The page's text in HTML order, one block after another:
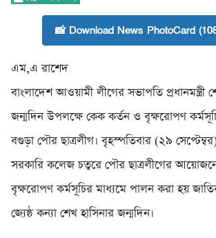
📸 Download News PhotoCard
এম,এ রাশেদ
বাংলাদেশ আওয়ামী লীগের সভাপতি প্রধানমন্ত্রী
জন্মদিন উপলক্ষে কেক কর্তন ও বৃক্ষরোপণ
বগুড়া পৌর ছাত্রলীগ। বৃহস্পতিবার (২৯
সরকারি কলেজ চত্বরে পৌর ছাত্রলীগের
বৃক্ষরোপণ কর্মসূচির মাধ্যমে পালন করা হয়
জ্যেষ্ঠ কন্যা শেখ হাসিনার জন্মদিন।